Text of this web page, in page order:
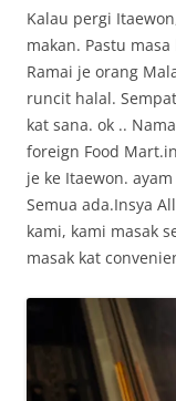
Kalau pergi
makan. Pastu
Ramai je orang
runcit halal.
kat sana. ok ..
foreign Food
je ke Itaewon.
Semua ada.Insya
kami, kami masak
masak kat